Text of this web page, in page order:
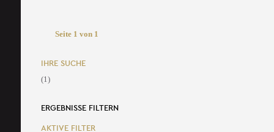
Seite 1 von 1
IHRE SUCHE
(1)
ERGEBNISSE FILTERN
AKTIVE FILTER